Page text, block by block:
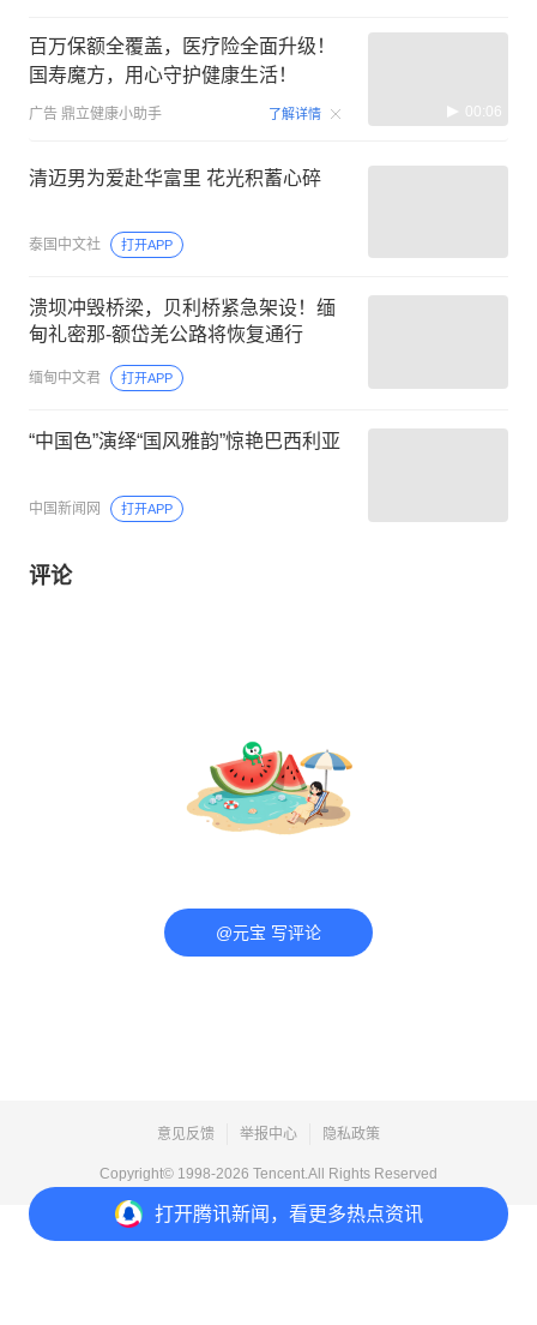
打开腾讯新闻，看更多热点资讯
百万保额全覆盖，医疗险全面升级！
国寿魔方，用心守护健康生活！
广告 鼎立健康小助手 了解详情 00:06
清迈男为爱赴华富里 花光积蓄心碎
泰国中文社 打开APP
溃坝冲毁桥梁，贝利桥紧急架设！缅
甸礼密那-额岱羌公路将恢复通行
缅甸中文君 打开APP
“中国色”演绎“国风雅韵”惊艳巴西利亚
中国新闻网 打开APP
评论
@元宝 写评论
意见反馈 举报中心 隐私政策
Copyright© 1998-2026 Tencent.All Rights Reserved